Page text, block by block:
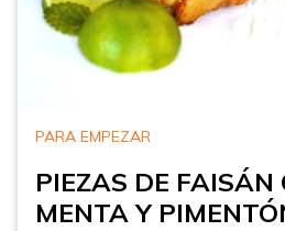
PARA EMPEZAR
PIEZAS DE FAISÁN
MENTA Y